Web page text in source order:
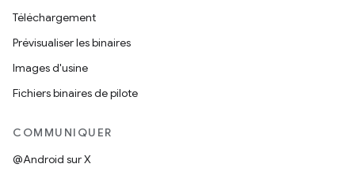
Téléchargement
Prévisualiser les binaires
Images d'usine
Fichiers binaires de pilote
COMMUNIQUER
@Android sur X